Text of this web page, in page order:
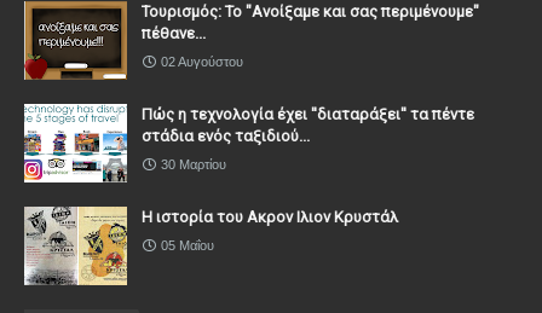
Τουρισμός: Το "Ανοίξαμε και σας περιμένουμε"
πέθανε...
02 Αυγούστου
Πώς η τεχνολογία έχει ''διαταράξει'' τα πέντε
στάδια ενός ταξιδιού...
30 Μαρτίου
Η ιστορία του Ακρον Ιλιον Κρυστάλ
05 Μαΐου